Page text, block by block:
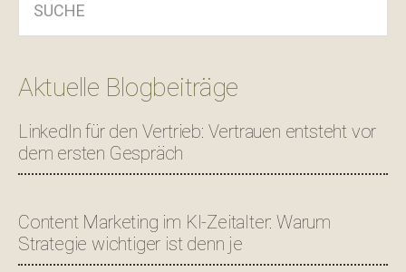
Aktuelle Blogbeiträge
LinkedIn für den Vertrieb: Vertrauen entsteht vor
dem ersten Gespräch
Content Marketing im KI-Zeitalter: Warum
Strategie wichtiger ist denn je